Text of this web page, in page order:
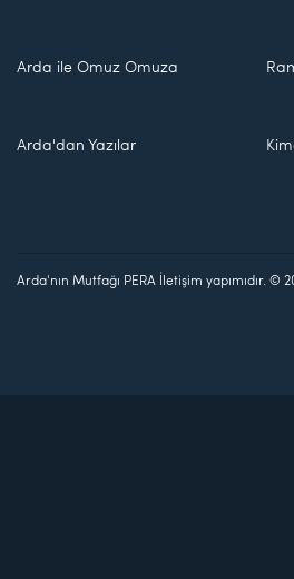
Arda ile Omuz Omuza
Arda'dan Yazılar
Arda'nın Mutfağı PERA İletişim yapımıdır. ©